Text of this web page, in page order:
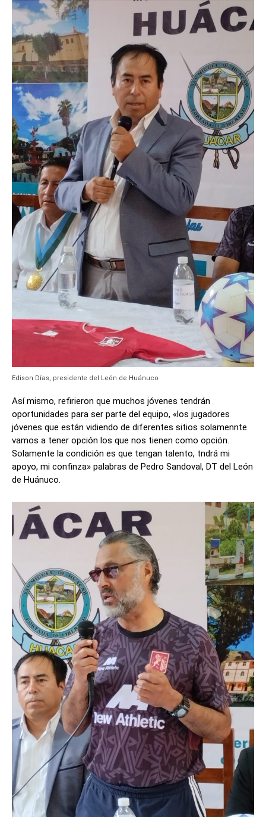
Edison Días, presidente del León de Huánuco
Así mismo, refirieron que muchos jóvenes tendrán
oportunidades para ser parte del equipo, «los jugadores
jóvenes que están vidiendo de diferentes sitios solamennte
vamos a tener opción los que nos tienen como opción.
Solamente la condición es que tengan talento, tndrá mi
apoyo, mi confinza» palabras de Pedro Sandoval, DT del León
de Huánuco.